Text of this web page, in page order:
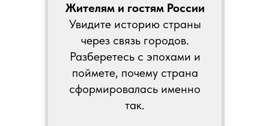
Жителям и гостям России
Увидите историю страны
через связь городов.
Разберетесь с эпохами и
поймете, почему страна
сформировалась именно
так.